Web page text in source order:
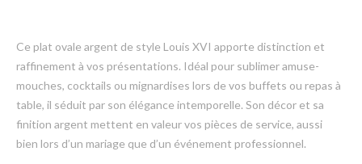
Ce plat ovale argent de style Louis XVI apporte distinction et
raffinement à vos présentations. Idéal pour sublimer amuse-
mouches, cocktails ou mignardises lors de vos buffets ou repas à
table, il séduit par son élégance intemporelle. Son décor et sa
finition argent mettent en valeur vos pièces de service, aussi
bien lors d’un mariage que d’un événement professionnel.